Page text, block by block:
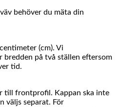
behöver du mäta din
(cm). Vi
bredden på två ställen eftersom
tid.
till frontprofil. Kappan ska inte
väljs separat. För